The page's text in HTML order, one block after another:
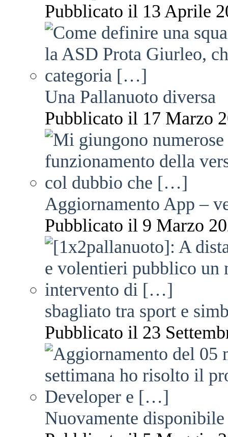
Pubblicato il 13 Aprile
Una Pallanuoto diversa
Pubblicato il 17 Marzo
Aggiornamento App –
Pubblicato il 9 Marzo
sbagliato tra sport e
Pubblicato il 23
Nuovamente